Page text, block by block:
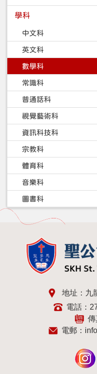
學科
中文科
英文科
數學科
常識科
普通話科
視覺藝術科
資訊科技科
宗教科
體育科
音樂科
圖書科
地址：九
電話：
傳
電郵：